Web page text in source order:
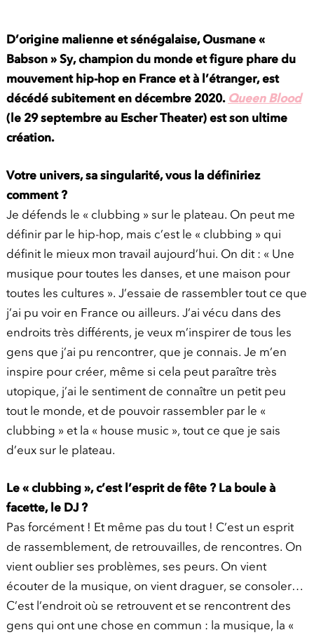
D’origine malienne et sénégalaise, Ousmane «
Babson » Sy, champion du monde et figure phare du
mouvement hip-hop en France et à l’étranger, est
décédé subitement en décembre 2020. Queen Blood
(le 29 septembre au Escher Theater) est son ultime
création.
Votre univers, sa singularité, vous la définiriez
comment ?
Je défends le « clubbing » sur le plateau. On peut me
définir par le hip-hop, mais c’est le « clubbing » qui
définit le mieux mon travail aujourd’hui. On dit : « Une
musique pour toutes les danses, et une maison pour
toutes les cultures ». J’essaie de rassembler tout ce que
j’ai pu voir en France ou ailleurs. J’ai vécu dans des
endroits très différents, je veux m’inspirer de tous les
gens que j’ai pu rencontrer, que je connais. Je m’en
inspire pour créer, même si cela peut paraître très
utopique, j’ai le sentiment de connaître un petit peu
tout le monde, et de pouvoir rassembler par le «
clubbing » et la « house music », tout ce que je sais
d’eux sur le plateau.
Le « clubbing », c’est l’esprit de fête ? La boule à
facette, le DJ ?
Pas forcément ! Et même pas du tout ! C’est un esprit
de rassemblement, de retrouvailles, de rencontres. On
vient oublier ses problèmes, ses peurs. On vient
écouter de la musique, on vient draguer, se consoler…
C’est l’endroit où se retrouvent et se rencontrent des
gens qui ont une chose en commun : la musique, la «